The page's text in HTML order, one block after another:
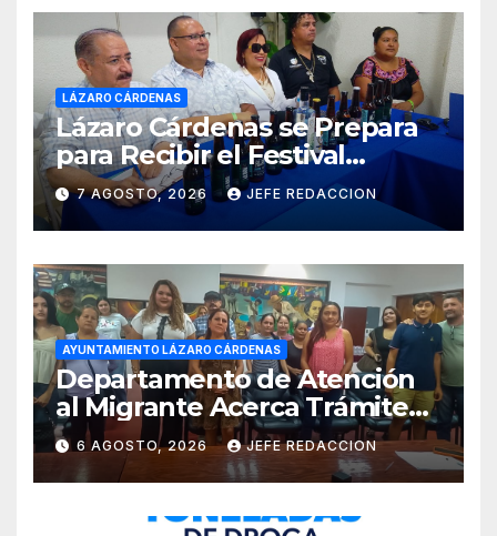
LÁZARO CÁRDENAS
Lázaro Cárdenas se Prepara
para Recibir el Festival
Internacional de la Cerveza
Costa de Michoacán 2026
7 AGOSTO, 2026 JEFE REDACCION
AYUNTAMIENTO LÁZARO CÁRDENAS
Departamento de Atención
al Migrante Acerca Trámite
de Pasaportes
Estadounidenses a
Residentes de Lázaro
Cárdenas
6 AGOSTO, 2026 JEFE REDACCION